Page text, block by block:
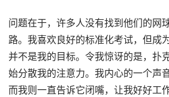
问题在于，许多人没有找到他们的网
路。我喜欢良好的标准化考试，但成
并不是我的目标。令我惊讶的是，扑
始分散我的注意力。我内心的一个声
而我则一直告诉它闭嘴，让我好好工